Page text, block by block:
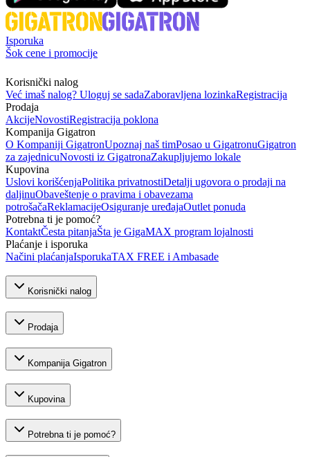
Isporuka
Šok cene i promocije
Korisnički nalog
Već imaš nalog? Uloguj se sadaZaboravljena lozinkaRegistracija
Prodaja
AkcijeNovostiRegistracija poklona
Kompanija Gigatron
O Kompaniji GigatronUpoznaj naš timPosao u GigatronuGigatron
za zajednicuNovosti iz GigatronaZakupljujemo lokale
Kupovina
Uslovi korišćenjaPolitika privatnostiDetalji ugovora o prodaji na
daljinuObaveštenje o pravima i obavezama
potrošačaReklamacijeOsiguranje uređajaOutlet ponuda
Potrebna ti je pomoć?
KontaktČesta pitanjaŠta je GigaMAX program lojalnosti
Plaćanje i isporuka
Načini plaćanjaIsporukaTAX FREE i Ambasade
Korisnički nalog
Prodaja
Kompanija Gigatron
Kupovina
Potrebna ti je pomoć?